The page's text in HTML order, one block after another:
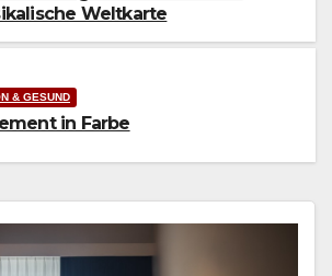
Weltkarte
& GESUND
in Farbe